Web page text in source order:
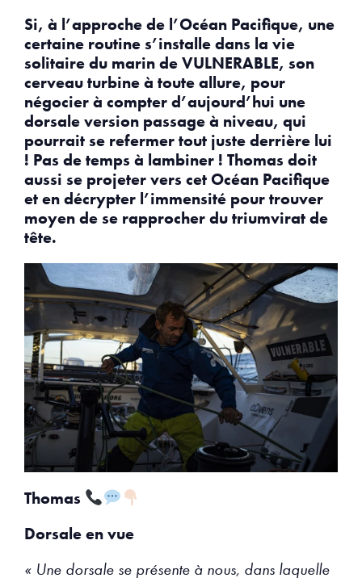
Si, à l’approche de l’Océan Pacifique, une
certaine routine s’installe dans la vie
solitaire du marin de VULNERABLE, son
cerveau turbine à toute allure, pour
négocier à compter d’aujourd’hui une
dorsale version passage à niveau, qui
pourrait se refermer tout juste derrière lui
! Pas de temps à lambiner ! Thomas doit
aussi se projeter vers cet Océan Pacifique
et en décrypter l’immensité pour trouver
moyen de se rapprocher du triumvirat de
tête.
Thomas
Dorsale en vue
« Une dorsale se présente à nous, dans laquelle